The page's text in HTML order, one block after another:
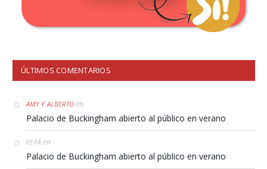
ÚLTIMOS COMENTARIOS
AMY Y ALBERTO en
Palacio de Buckingham abierto al público en verano
PEPA en
Palacio de Buckingham abierto al público en verano